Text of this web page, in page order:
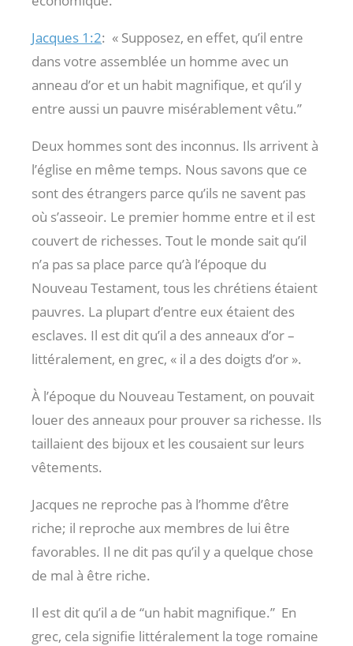
Jacques 1:2: « Supposez, en effet, qu’il entre
dans votre assemblée un homme avec un
anneau d’or et un habit magnifique, et qu’il y
entre aussi un pauvre misérablement vêtu.”
Deux hommes sont des inconnus. Ils arrivent à
l’église en même temps. Nous savons que ce
sont des étrangers parce qu’ils ne savent pas
où s’asseoir. Le premier homme entre et il est
couvert de richesses. Tout le monde sait qu’il
n’a pas sa place parce qu’à l’époque du
Nouveau Testament, tous les chrétiens étaient
pauvres. La plupart d’entre eux étaient des
esclaves. Il est dit qu’il a des anneaux d’or –
littéralement, en grec, « il a des doigts d’or ».
À l’époque du Nouveau Testament, on pouvait
louer des anneaux pour prouver sa richesse. Ils
taillaient des bijoux et les cousaient sur leurs
vêtements.
Jacques ne reproche pas à l’homme d’être
riche; il reproche aux membres de lui être
favorables. Il ne dit pas qu’il y a quelque chose
de mal à être riche.
Il est dit qu’il a de “un habit magnifique.” En
grec, cela signifie littéralement la toge romaine